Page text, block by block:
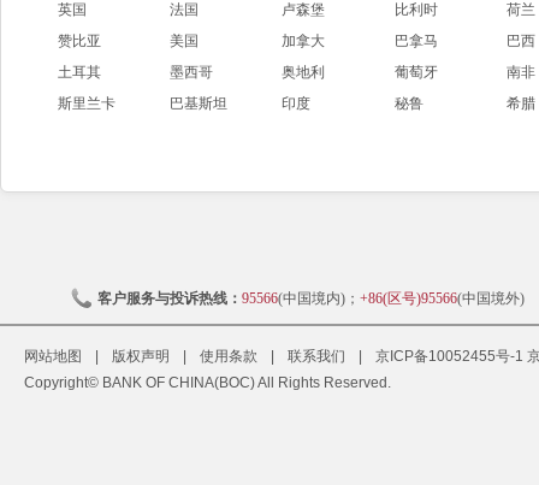
英国
法国 卢森堡 比利时
荷兰
赞比亚
美国 加拿大 巴拿马
巴西
土耳其
墨西哥 奥地利 葡萄牙
南非
斯里兰卡
巴基斯坦 印度 秘鲁 希腊
客户服务与投诉热线： 95566(中国境内)； +86(区号)95566(中国境外)
网站地图 版权声明 使用条款 联系我们 京ICP备10052455号-1
Copyright© BANK OF CHINA(BOC) All Rights Reserved.